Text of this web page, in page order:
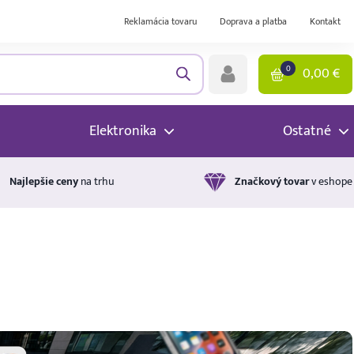
Reklamácia tovaru Doprava a platba Kontakt
0 0,00€
Elektronika Ostatné
Najlepšie cenyna trhu Značkový tovarv eshope